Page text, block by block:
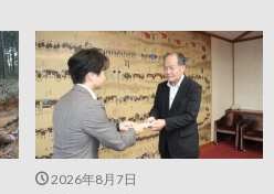
2026年8月7日